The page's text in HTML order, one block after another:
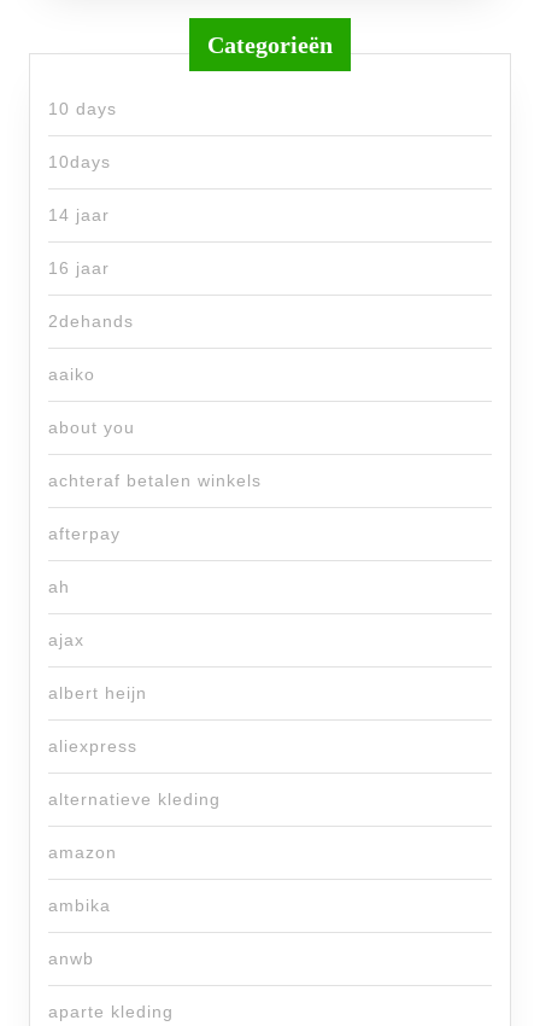
Categorieën
10 days
10days
14 jaar
16 jaar
2dehands
aaiko
about you
achteraf betalen winkels
afterpay
ah
ajax
albert heijn
aliexpress
alternatieve kleding
amazon
ambika
anwb
aparte kleding